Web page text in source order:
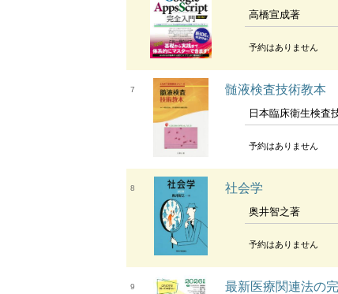
高橋宣成著
予約はありません
7 髄液検査技術教本
日本臨床衛生検査
予約はありません
8 社会学
奥井智之著
予約はありません
9 最新医療関連法の